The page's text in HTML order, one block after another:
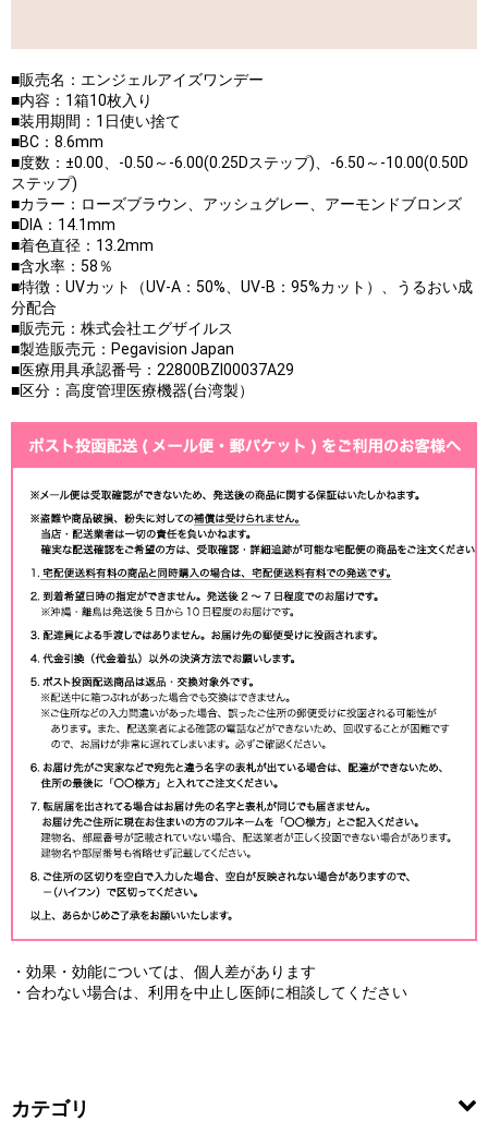
■販売名：エンジェルアイズワンデー
■内容：1箱10枚入り
■装用期間：1日使い捨て
■BC：8.6mm
■度数：±0.00、-0.50～-6.00(0.25Dステップ)、-6.50～-10.00(0.50D
ステップ)
■カラー：ローズブラウン、アッシュグレー、アーモンドブロンズ
■DIA：14.1mm
■着色直径：13.2mm
■含水率：58％
■特徴：UVカット（UV-A：50%、UV-B：95%カット）、うるおい成
分配合
■販売元：株式会社エグザイルス
■製造販売元：Pegavision Japan
■医療用具承認番号：22800BZI00037A29
■区分：高度管理医療機器(台湾製）
・効果・効能については、個人差があります
・合わない場合は、利用を中止し医師に相談してください
カテゴリ